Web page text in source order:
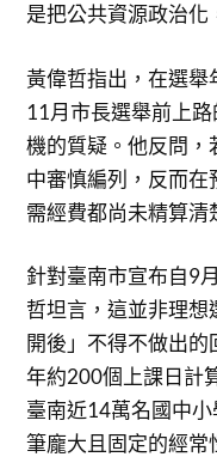
是把公共資源政治化
黃偉哲指出，在選舉
11月市長選舉前上
機的質疑。他反問
中審慎編列，反而
需經費都尚未精算清
針對臺南市宣布自9
哲坦言，這並非理
開後」不得不做出
年約200個上課日計
臺南近14萬名國中
筆龐大且固定的經